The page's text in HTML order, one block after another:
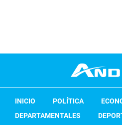
INICIO POLÍTICA
DEPARTAMENTALES